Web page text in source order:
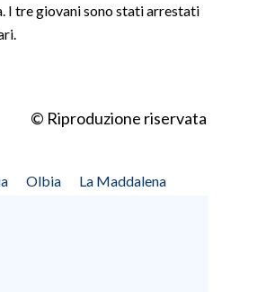
I tre giovani sono stati arrestati
© Riproduzione riservata
Olbia La Maddalena